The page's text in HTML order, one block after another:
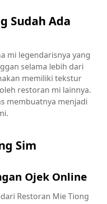
Sudah Ada
mi legendarisnya yang
selama lebih dari
memiliki tekstur
restoran mi lainnya.
membuatnya menjadi
Sim
Ojek Online
Restoran Mie Tiong